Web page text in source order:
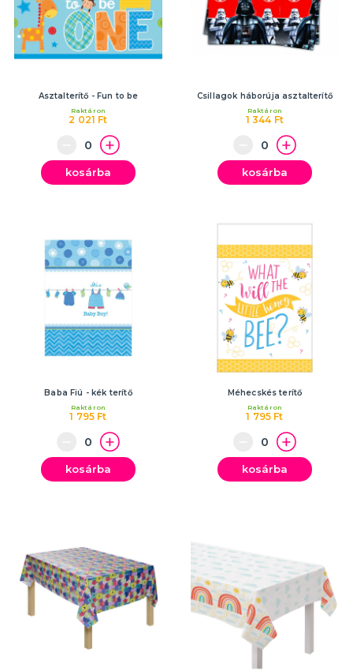
Asztalterítő - Fun to be
2 021 Ft
Raktáron
kosárba
Csillagok háborúja asztalterítő
1 344 Ft
Raktáron
kosárba
Baba Fiú - kék terítő
1 795 Ft
Raktáron
kosárba
Méhecskés terítő
1 795 Ft
Raktáron
kosárba